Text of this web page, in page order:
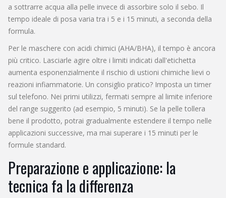
a sottrarre acqua alla pelle invece di assorbire solo il sebo. Il
tempo ideale di posa varia tra i 5 e i 15 minuti, a seconda della
formula.
Per le maschere con acidi chimici (AHA/BHA), il tempo è ancora
più critico. Lasciarle agire oltre i limiti indicati dall'etichetta
aumenta esponenzialmente il rischio di ustioni chimiche lievi o
reazioni infiammatorie. Un consiglio pratico? Imposta un timer
sul telefono. Nei primi utilizzi, fermati sempre al limite inferiore
del range suggerito (ad esempio, 5 minuti). Se la pelle tollera
bene il prodotto, potrai gradualmente estendere il tempo nelle
applicazioni successive, ma mai superare i 15 minuti per le
formule standard.
Preparazione e applicazione: la
tecnica fa la differenza